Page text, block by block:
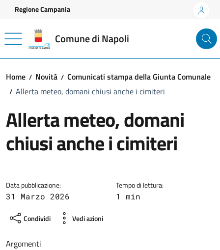
Vai ai contenuti
Vai al footer
Regione Campania
Comune di Napoli
Home Novità
Comunicati stampa della Giunta Comunale
Allerta meteo, domani chiusi anche i cimiteri
Allerta meteo, domani
chiusi anche i cimiteri
Data pubblicazione:
31 Marzo 2026
Tempo di lettura:
1 min
Condividi Vedi azioni
Argomenti